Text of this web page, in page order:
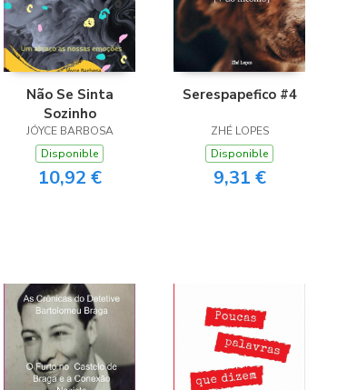
Não Se Sinta
Sozinho
JÓYCE BARBOSA
Disponible
10,92 €
Serespapefico #4
ZHÉ LOPES
Disponible
9,31 €